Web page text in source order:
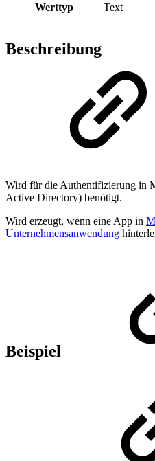
Werttyp Text
Beschreibung
Wird für die Authentifizierung in
Active Directory) benötigt.
Wird erzeugt, wenn eine App in
Unternehmensanwendung
Beispiel